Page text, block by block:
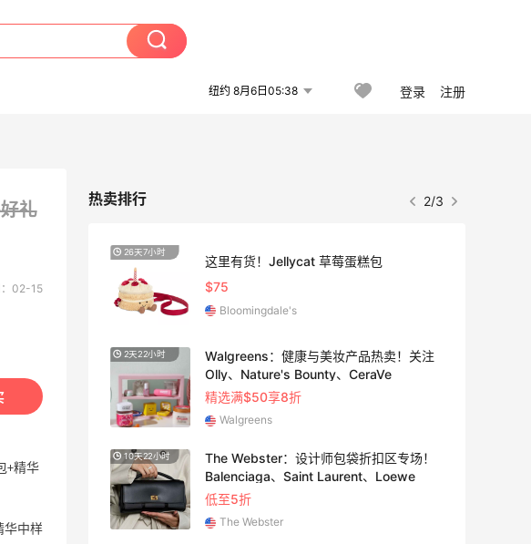
纽约 8月6日05:38 登录 注册
礼
：02-15
+精华
华中样
热卖排行 3/3
托盘热
26天7小时
这里有货！Jellycat 草莓蛋糕包
$75
Bloomingdale's
2天22小时
Walgreens：健康与美妆产品热卖！关注
Olly、Nature's Bounty、CeraVe
精选满$50享8折
Walgreens
10天22小时
The Webster：设计师包袋折扣区专场！
Balenciaga、Saint Laurent、Loewe
低至5折
The Webster